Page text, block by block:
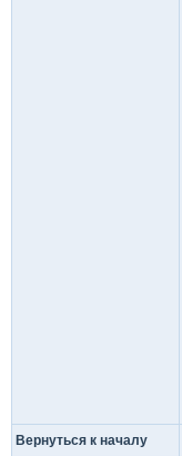
Вернуться к началу